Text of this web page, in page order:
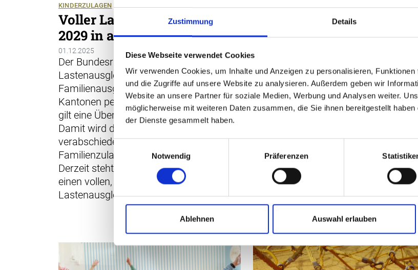
Zustimmung Details
Diese Webseite verwendet Cookies
Wir verwenden Cookies, um Inhalte und Anzeigen zu personalisieren,
und die Zugriffe auf unsere Website zu analysieren. Außerdem geben wir
Website an unsere Partner für soziale Medien, Werbung und Analysen weiter.
möglicherweise mit weiteren Daten zusammen, die Sie ihnen bereitgestellt
der Dienste gesammelt haben.
Einwilligungsauswahl
Notwendig
Präferenzen
Ablehnen Auswahl erlauben
KINDERZULAGEN ADOPTIONSZULAGEN
Voller Lastenausgleich ab
2029 in allen Kantonen
01.12.2025
Der Bundesrat setzt den vollen
Lastenausgleich unter den
Familienausgleichskassen in den
Kantonen per 1. Januar 2026 in Kraft. Es
gilt eine Übergangsfrist von drei Jahren.
Damit wird die vom Parlament
verabschiedete Änderung des
Familienzulagengesetzes umgesetzt.
Derzeit steht es den Kantonen frei, ob sie
einen vollen, teilweisen oder keinen
Lastenausgleich durchführen.
MUTTERSCHAFTSENTSCHÄDIGUNG (MSE)
25.03.2025
Die Geburt eines Kinds bringt neben
Freude oft auch finanzielle Heraus­
forderungen mit sich. In der Schweiz
wird Solidarität grossgeschrieben,
griffige Leistungen, um Familien zu
unterstützen. Allerdings ist es nicht
immer einfach, den Überblick zu
behalten. Im Folgenden stellen wir die
kantonale Unterschiede auf.